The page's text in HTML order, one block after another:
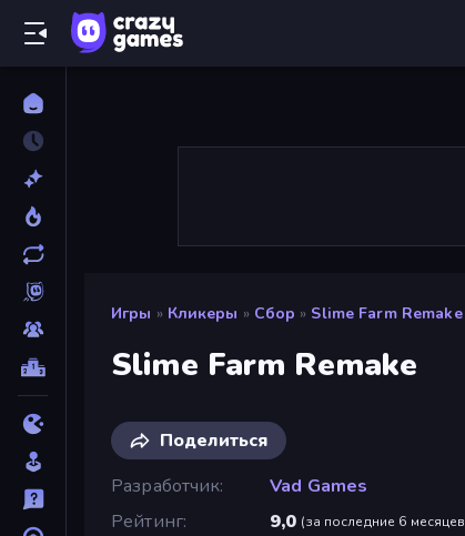
Игры » Кликеры » Сбор » Slime Farm Remake
Slime Farm Remake
Поделиться
Разработчик
Vad Games
Рейтинг
9,0 (за последние 6 месяцев